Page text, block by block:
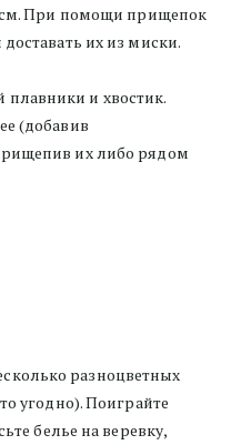
При помощи прищепок
их из миски.
плавники и хвостик.
(добавив
их либо рядом
разноцветных
угодно). Поиграйте
белье на веревку,